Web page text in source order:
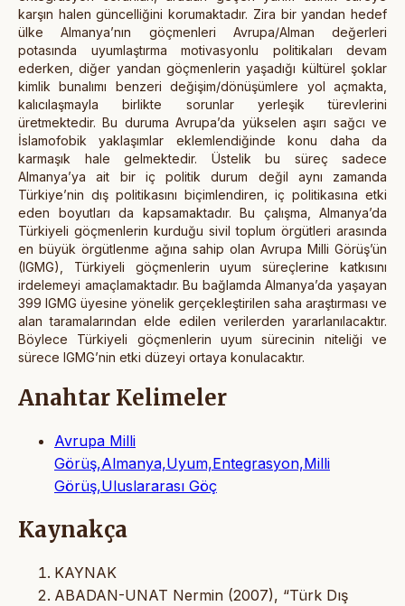
karşın halen güncelliğini korumaktadır. Zira bir yandan hedef
ülke Almanya’nın göçmenleri Avrupa/Alman değerleri
potasında uyumlaştırma motivasyonlu politikaları devam
ederken, diğer yandan göçmenlerin yaşadığı kültürel şoklar
kimlik bunalımı benzeri değişim/dönüşümlere yol açmakta,
kalıcılaşmayla birlikte sorunlar yerleşik türevlerini
üretmektedir. Bu duruma Avrupa’da yükselen aşırı sağcı ve
İslamofobik yaklaşımlar eklemlendiğinde konu daha da
karmaşık hale gelmektedir. Üstelik bu süreç sadece
Almanya’ya ait bir iç politik durum değil aynı zamanda
Türkiye’nin dış politikasını biçimlendiren, iç politikasına etki
eden boyutları da kapsamaktadır. Bu çalışma, Almanya’da
Türkiyeli göçmenlerin kurduğu sivil toplum örgütleri arasında
en büyük örgütlenme ağına sahip olan Avrupa Milli Görüş’ün
(IGMG), Türkiyeli göçmenlerin uyum süreçlerine katkısını
irdelemeyi amaçlamaktadır. Bu bağlamda Almanya’da yaşayan
399 IGMG üyesine yönelik gerçekleştirilen saha araştırması ve
alan taramalarından elde edilen verilerden yararlanılacaktır.
Böylece Türkiyeli göçmenlerin uyum sürecinin niteliği ve
sürece IGMG’nin etki düzeyi ortaya konulacaktır.
Anahtar Kelimeler
Avrupa Milli
Görüş,Almanya,Uyum,Entegrasyon,Milli
Görüş,Uluslararası Göç
Kaynakça
KAYNAK
ABADAN-UNAT Nermin (2007), “Türk Dış